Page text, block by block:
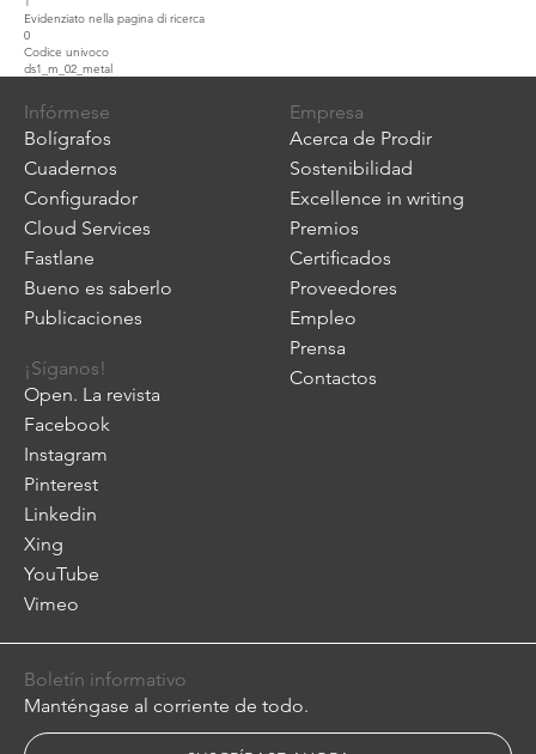
Evidenziato nella pagina di ricerca
0
Codice univoco
ds1_m_02_metal
Infórmese
Bolígrafos
Cuadernos
Configurador
Cloud Services
Fastlane
Bueno es saberlo
Publicaciones
Empresa
Acerca de Prodir
Sostenibilidad
Excellence in writing
Premios
Certificados
Proveedores
Empleo
Prensa
Contactos
¡Síganos!
Open. La revista
Facebook
Instagram
Pinterest
Linkedin
Xing
YouTube
Vimeo
Boletín informativo
Manténgase al corriente de todo.